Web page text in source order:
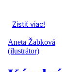
Zistiť viac!